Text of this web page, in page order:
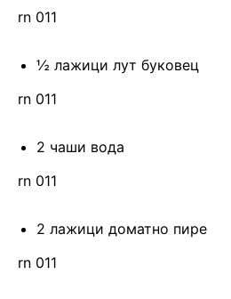
rn 011
½ лажици лут буковец
rn 011
2 чаши вода
rn 011
2 лажици доматно пире
rn 011